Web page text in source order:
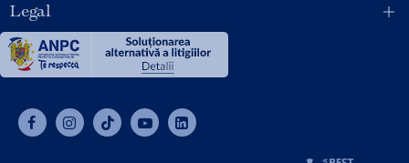
Legal